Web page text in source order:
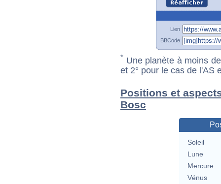
Lien
BBCode
* Une planète à moins
et 2° pour le cas de l'AS
Positions et
Bosc
Soleil
Lune
Mercure
Vénus